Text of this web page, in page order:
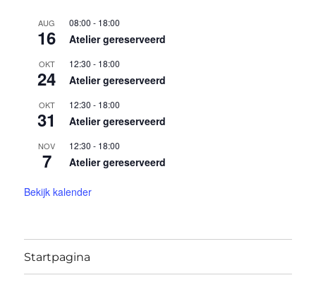
AUG
16
08:00 - 18:00
Atelier gereserveerd
OKT
24
12:30 - 18:00
Atelier gereserveerd
OKT
31
12:30 - 18:00
Atelier gereserveerd
NOV
7
12:30 - 18:00
Atelier gereserveerd
Bekijk kalender
Startpagina